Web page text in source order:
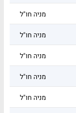
מניה חו"ל
מניה חו"ל
מניה חו"ל
מניה חו"ל
מניה חו"ל